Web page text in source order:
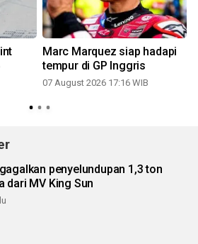
Marc Marquez siap hadapi
tempur di GP Inggris
07 August 2026 17:16 WIB
penyelundupan 1,3 ton
dari MV King Sun